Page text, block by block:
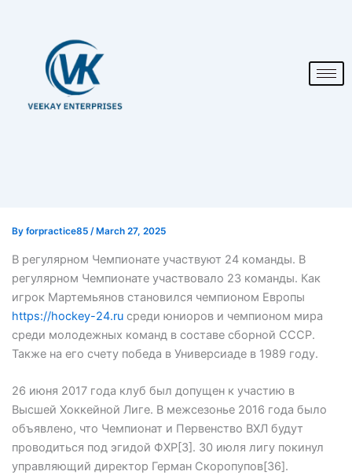
By forpractice85 / March 27, 2025
В регулярном Чемпионате участвуют 24 команды. В
регулярном Чемпионате участвовало 23 команды. Как
игрок Мартемьянов становился чемпионом Европы
https://hockey-24.ruсреди юниоров и чемпионом мира
среди молодежных команд в составе сборной СССР.
Также на его счету победа в Универсиаде в 1989 году.
26 июня 2017 года клуб был допущен к участию в
Высшей Хоккейной Лиге. В межсезонье 2016 года было
объявлено, что Чемпионат и Первенство ВХЛ будут
проводиться под эгидой ФХР[3]. 30 июля лигу покинул
управляющий директор Герман Скоропупов[36].